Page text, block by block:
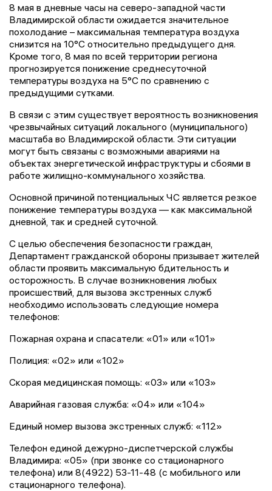
8 мая в дневные часы на северо-западной части
Владимирской области ожидается значительное
похолодание – максимальная температура воздуха
снизится на 10°С относительно предыдущего дня.
Кроме того, 8 мая по всей территории региона
прогнозируется понижение среднесуточной
температуры воздуха на 5°С по сравнению с
предыдущими сутками.
В связи с этим существует вероятность возникновения
чрезвычайных ситуаций локального (муниципального)
масштаба во Владимирской области. Эти ситуации
могут быть связаны с возможными авариями на
объектах энергетической инфраструктуры и сбоями в
работе жилищно-коммунального хозяйства.
Основной причиной потенциальных ЧС является резкое
понижение температуры воздуха — как максимальной
дневной, так и средней суточной.
С целью обеспечения безопасности граждан,
Департамент гражданской обороны призывает жителей
области проявить максимальную бдительность и
осторожность. В случае возникновения любых
происшествий, для вызова экстренных служб
необходимо использовать следующие номера
телефонов:
Пожарная охрана и спасатели: «01» или «101»
Полиция: «02» или «102»
Скорая медицинская помощь: «03» или «103»
Аварийная газовая служба: «04» или «104»
Единый номер вызова экстренных служб: «112»
Телефон единой дежурно-диспетчерской службы
Владимира: «05» (при звонке со стационарного
телефона) или 8(4922) 53-11-48 (с мобильного или
стационарного телефона).